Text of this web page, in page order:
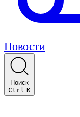
Новости
Поиск
Ctrl K